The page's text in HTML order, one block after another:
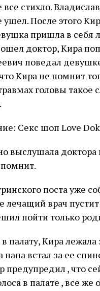
стихло.
После этого
пришла в
доктор, Кира
поведал
Кира не помнит
головы такое
Секс шоп Love
выслушала доктора
поста уже
лечащий врач
пойти только
палату, Кира
папа встал за ее
предупредил , что
в палате , все